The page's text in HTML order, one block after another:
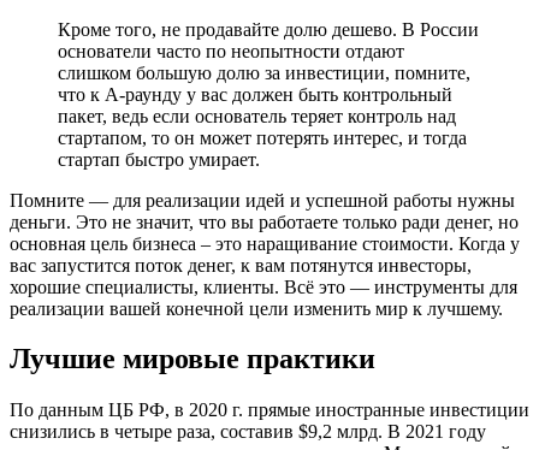
Кроме того, не продавайте долю дешево. В России
основатели часто по неопытности отдают
слишком большую долю за инвестиции, помните,
что к А-раунду у вас должен быть контрольный
пакет, ведь если основатель теряет контроль над
стартапом, то он может потерять интерес, и тогда
стартап быстро умирает.
Помните — для реализации идей и успешной работы нужны
деньги. Это не значит, что вы работаете только ради денег, но
основная цель бизнеса – это наращивание стоимости. Когда у
вас запустится поток денег, к вам потянутся инвесторы,
хорошие специалисты, клиенты. Всё это — инструменты для
реализации вашей конечной цели изменить мир к лучшему.
Лучшие мировые практики
По данным ЦБ РФ, в 2020 г. прямые иностранные инвестиции
снизились в четыре раза, составив $9,2 млрд. В 2021 году